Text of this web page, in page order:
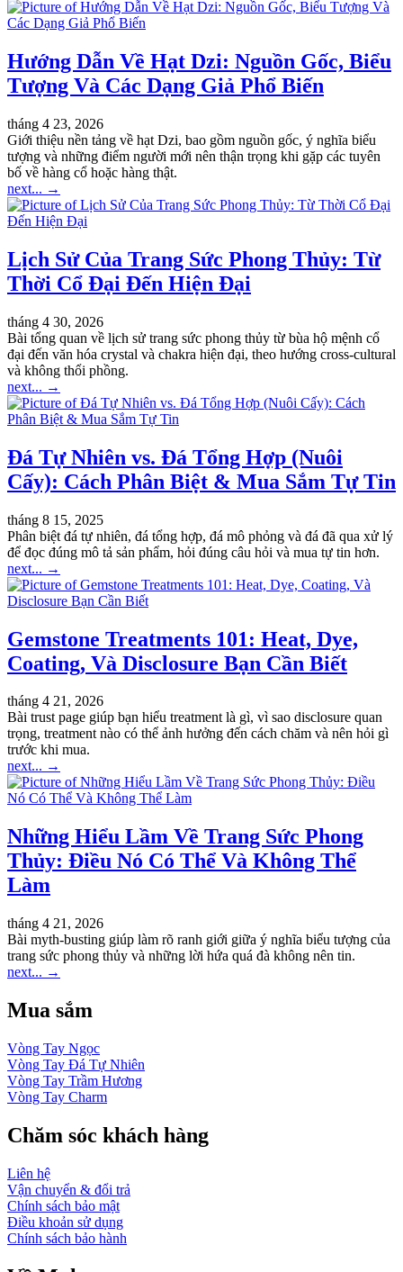
Hướng Dẫn Về Hạt Dzi: Nguồn Gốc, Biểu
Tượng Và Các Dạng Giả Phổ Biến
tháng 4 23, 2026
Giới thiệu nền tảng về hạt Dzi, bao gồm nguồn gốc, ý nghĩa biểu
tượng và những điểm người mới nên thận trọng khi gặp các tuyên
bố về hàng cổ hoặc hàng thật.
next... →
Lịch Sử Của Trang Sức Phong Thủy: Từ
Thời Cổ Đại Đến Hiện Đại
tháng 4 30, 2026
Bài tổng quan về lịch sử trang sức phong thủy từ bùa hộ mệnh cổ
đại đến văn hóa crystal và chakra hiện đại, theo hướng cross-cultural
và không thổi phồng.
next... →
Đá Tự Nhiên vs. Đá Tổng Hợp (Nuôi
Cấy): Cách Phân Biệt & Mua Sắm Tự Tin
tháng 8 15, 2025
Phân biệt đá tự nhiên, đá tổng hợp, đá mô phỏng và đá đã qua xử lý
để đọc đúng mô tả sản phẩm, hỏi đúng câu hỏi và mua tự tin hơn.
next... →
Gemstone Treatments 101: Heat, Dye,
Coating, Và Disclosure Bạn Cần Biết
tháng 4 21, 2026
Bài trust page giúp bạn hiểu treatment là gì, vì sao disclosure quan
trọng, treatment nào có thể ảnh hưởng đến cách chăm và nên hỏi gì
trước khi mua.
next... →
Những Hiểu Lầm Về Trang Sức Phong
Thủy: Điều Nó Có Thể Và Không Thể
Làm
tháng 4 21, 2026
Bài myth-busting giúp làm rõ ranh giới giữa ý nghĩa biểu tượng của
trang sức phong thủy và những lời hứa quá đà không nên tin.
next... →
Mua sắm
Vòng Tay Ngọc
Vòng Tay Đá Tự Nhiên
Vòng Tay Trầm Hương
Vòng Tay Charm
Chăm sóc khách hàng
Liên hệ
Vận chuyển & đổi trả
Chính sách bảo mật
Điều khoản sử dụng
Chính sách bảo hành